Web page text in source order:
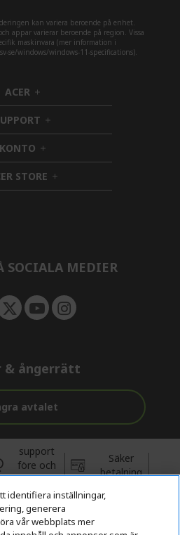
kan variera beroende på enhet.
appar varierar beroende på region. Vissa
maskinvara (mer information i
se/windows/windows-11-specifications).
ACER h
i
d
d
e
n
h
i
d
d
e
n
KONTO h
i
d
d
STORE h
i
SOCIALA MEDIER
& ångerrätt
avtalet
support
före och
efter köp
Säker
betalning
identifiera inställningar,
generera
vår webbplats mer